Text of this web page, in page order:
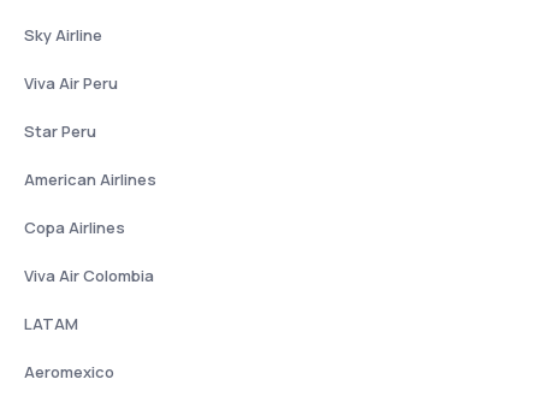
Sky Airline
Viva Air Peru
Star Peru
American Airlines
Copa Airlines
Viva Air Colombia
LATAM
Aeromexico